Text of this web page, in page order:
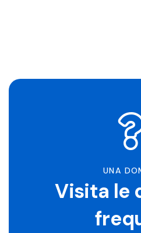
UNA
Visita le